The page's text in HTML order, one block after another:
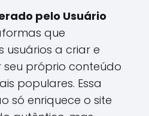
pelo Usuário
que
usuários a criar e
próprio conteúdo
populares. Essa
só enriquece o site